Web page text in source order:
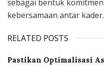
sebagai bentuk
kebersamaan antar
RELATED POSTS
Pastikan Optimalisasi